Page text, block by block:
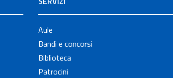
Aule
Bandi e concorsi
Biblioteca
Patrocini